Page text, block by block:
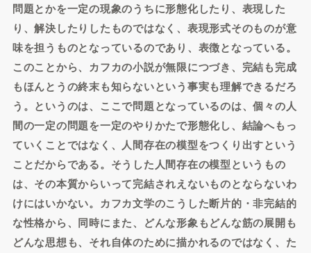
問題とかを一定の現象のうちに形態化したり、表現した
り、解決したりしたものではなく、表現形式そのものが意
味を担うものとなっているのであり、表徴となっている。
このことから、カフカの小説が無限につづき、完結も完成
もほんとうの終末も知らないという事実も理解できるだろ
う。というのは、ここで問題となっているのは、個々の人
間の一定の問題を一定のやりかたで形態化し、結論へもっ
ていくことではなく、人間存在の模型をつくり出すという
ことだからである。そうした人間存在の模型というもの
は、その本質からいって完結されえないものとならないわ
けにはいかない。カフカ文学のこうした断片的・非完結的
な性格から、同時にまた、どんな形象もどんな筋の展開も
どんな思想も、それ自体のために描かれるのではなく、た